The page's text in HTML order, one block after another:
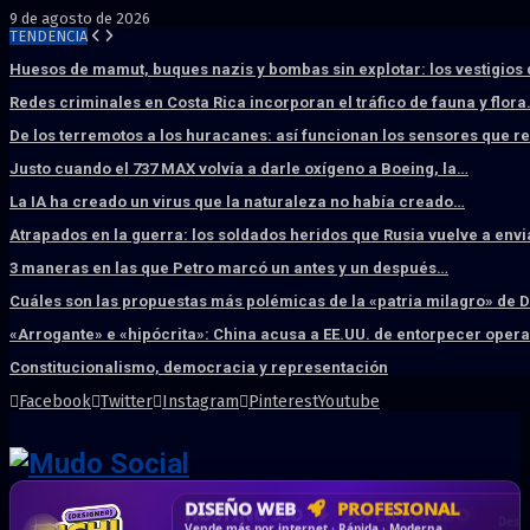
9 de agosto de 2026
TENDENCIA
Huesos de mamut, buques nazis y bombas sin explotar: los vestigios
Redes criminales en Costa Rica incorporan el tráfico de fauna y
De los terremotos a los huracanes: así funcionan los sensores que
Justo cuando el 737 MAX volvía a darle oxígeno a Boeing, la…
La IA ha creado un virus que la naturaleza no había creado…
Atrapados en la guerra: los soldados heridos que Rusia vuelve a
3 maneras en las que Petro marcó un antes y un después…
Cuáles son las propuestas más polémicas de la «patria milagro» de
«Arrogante» e «hipócrita»: China acusa a EE.UU. de entorpecer
Constitucionalismo, democracia y representación
Facebook Twitter Instagram PinterestYoutube
HOSTING SSD SÚPER RÁPIDO
DISEÑO WEB PROFESIONAL
CRM & DASHBOARD A MEDIDA
CORREO CORPORATIVO